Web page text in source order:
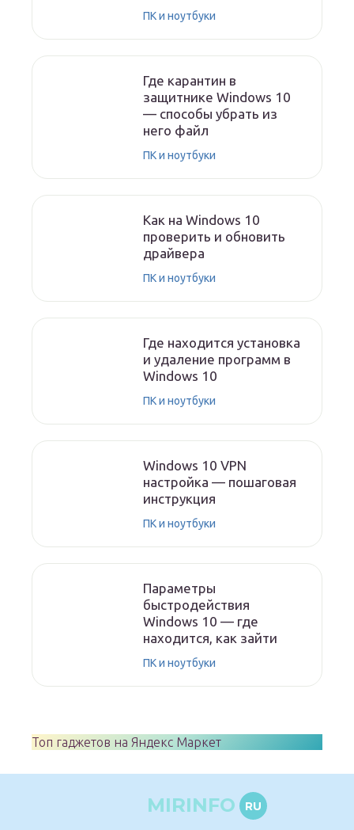
ПК и ноутбуки
Где карантин в
защитнике Windows 10
— способы убрать из
него файл
ПК и ноутбуки
Как на Windows 10
проверить и обновить
драйвера
ПК и ноутбуки
Где находится установка
и удаление программ в
Windows 10
ПК и ноутбуки
Windows 10 VPN
настройка — пошаговая
инструкция
ПК и ноутбуки
Параметры
быстродействия
Windows 10 — где
находится, как зайти
ПК и ноутбуки
Топ гаджетов на Яндекс Маркет
MIRINFO RU